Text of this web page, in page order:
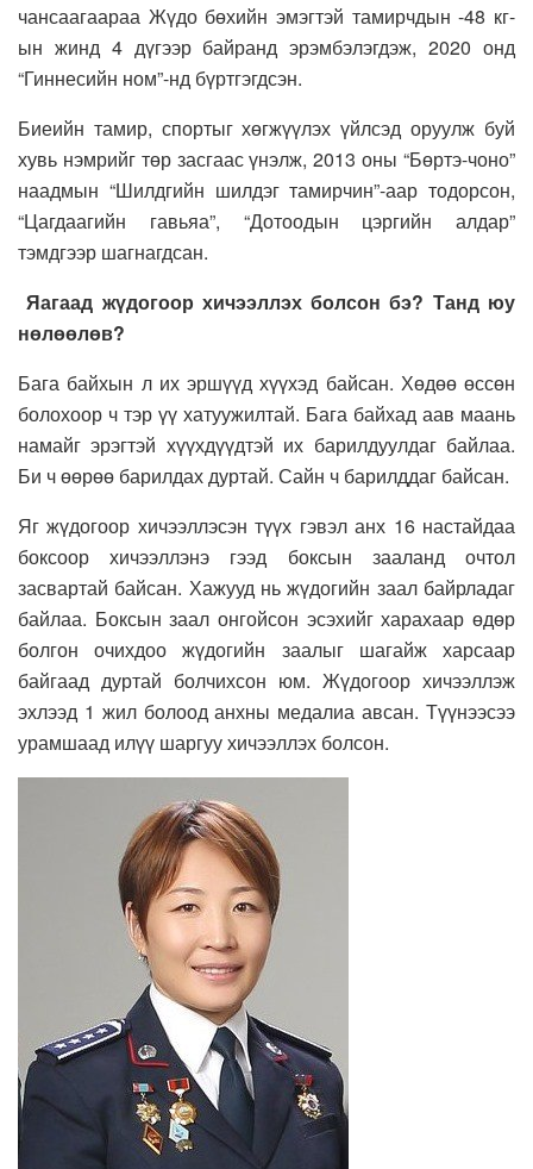
чансаагаараа Жүдо бөхийн эмэгтэй тамирчдын -48 кг-
ын жинд 4 дүгээр байранд эрэмбэлэгдэж, 2020 онд
“Гиннесийн ном”-нд бүртгэгдсэн.
Биеийн тамир, спортыг хөгжүүлэх үйлсэд оруулж буй
хувь нэмрийг төр засгаас үнэлж, 2013 оны “Бөртэ-чоно”
наадмын “Шилдгийн шилдэг тамирчин”-аар тодорсон,
“Цагдаагийн гавьяа”, “Дотоодын цэргийн алдар”
тэмдгээр шагнагдсан.
Яагаад жүдогоор хичээллэх болсон бэ? Танд юу
нөлөөлөв?
Бага байхын л их эршүүд хүүхэд байсан. Хөдөө өссөн
болохоор ч тэр үү хатуужилтай. Бага байхад аав маань
намайг эрэгтэй хүүхдүүдтэй их барилдуулдаг байлаа.
Би ч өөрөө барилдах дуртай. Сайн ч барилддаг байсан.
Яг жүдогоор хичээллэсэн түүх гэвэл анх 16 настайдаа
боксоор хичээллэнэ гээд боксын зааланд очтол
засвартай байсан. Хажууд нь жүдогийн заал байрладаг
байлаа. Боксын заал онгойсон эсэхийг харахаар өдөр
болгон очихдоо жүдогийн заалыг шагайж харсаар
байгаад дуртай болчихсон юм. Жүдогоор хичээллэж
эхлээд 1 жил болоод анхны медалиа авсан. Түүнээсээ
урамшаад илүү шаргуу хичээллэх болсон.